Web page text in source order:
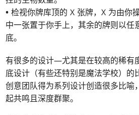
•检视你牌库顶的 X 张牌，X 为由你
中一张置于你手上，其余的牌则以任
底。
有很多的设计—尤其是在较高的稀
底设计（有些还特别是魔法学校）的
创意团队得为系列设计创造很多比喻
起共鸣且深度群聚。